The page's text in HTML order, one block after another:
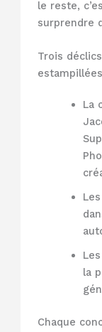
le reste,
surprendre
Trois
La
la
Chaque